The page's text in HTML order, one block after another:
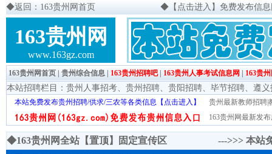
◆返回：163贵州网首页 ◆ 【点击进入】免费发布信
163贵州网
www.163gz.com
163贵州网首页 贵州综合信息 163贵州招聘吧| 163贵州人事考试信息网 163贵
本站招聘栏目： 贵州人事招考、 贵州招聘、 贵阳招聘、 毕节招聘、 遵义
本站免费发布贵州招聘/供求/三农等各类信息【点击进入】
贵州最新教师招聘|
163贵州网最新发
◆163贵州网全站【置顶】固定宣传区 --->>> 本站